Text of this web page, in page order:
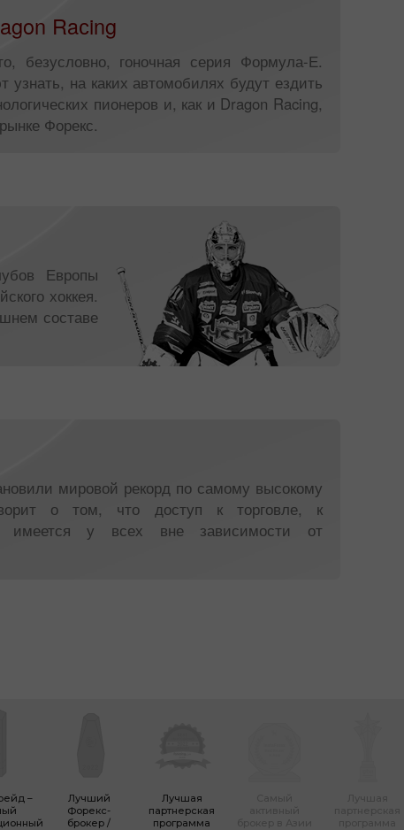
Raсing
безусловно, гоночная серия Формула-Е.
узнать, на каких автомобилях будут ездить
пионеров и, как и Dragon Racing,
Форекс.
Европы
хоккея.
составе
мировой рекорд по самому высокому
о том, что доступ к торговле, к
имеется у всех вне зависимости от
–
Лучший
Форекc-
брокер /
Лучшая
партнерская
программа